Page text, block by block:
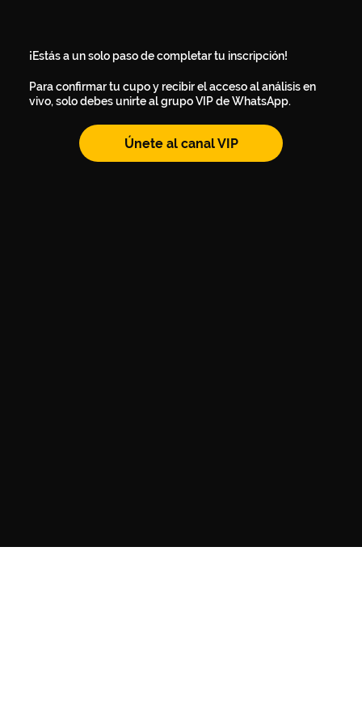
¡Estás a un solo paso de completar tu inscripción!
Para confirmar tu cupo y recibir el acceso al análisis en
vivo, solo debes unirte al grupo VIP de WhatsApp.
Únete al canal VIP